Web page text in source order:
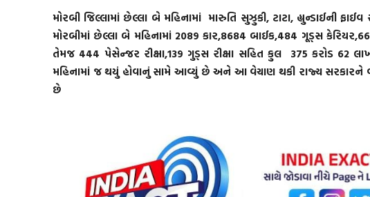
મોરબી જિલ્લામાં છેલ્લા બે મહિનામાં મારુતિ સુઝુકી, ટાટા, હ્યુન્ડાઈની
મોરબીમાં છેલ્લા બે મહિનામાં 2089 કાર,8684 બાઈક,484 ગૂડ્સ કેરિયર,66
તેમજ 444 પેસેન્જર રીક્ષા,139 ગુડ્સ રીક્ષા સહિત કુલ 375 કરોડ 62
મહિનામાં જ થયું હોવાનું સામે આવ્યું છે અને આ વેચાણ થકી રાજ્ય સરકારને
છે